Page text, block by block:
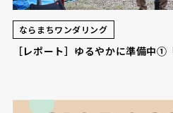
ならまちワンダリング
［レポート］ゆるやかに準備中①